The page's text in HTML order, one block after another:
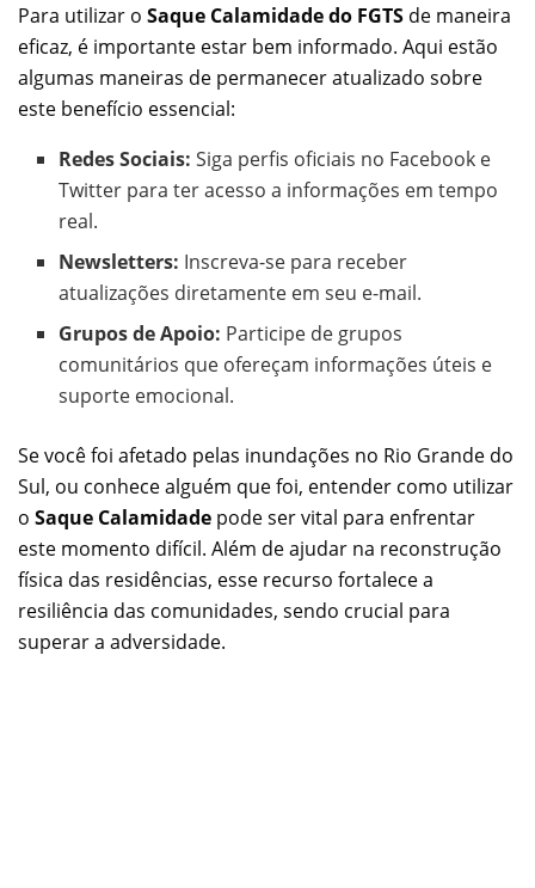
Para utilizar o Saque Calamidade do FGTS de maneira
eficaz, é importante estar bem informado. Aqui estão
algumas maneiras de permanecer atualizado sobre
este benefício essencial:
Redes Sociais: Siga perfis oficiais no Facebook e
Twitter para ter acesso a informações em tempo
real.
Newsletters: Inscreva-se para receber
atualizações diretamente em seu e-mail.
Grupos de Apoio: Participe de grupos
comunitários que ofereçam informações úteis e
suporte emocional.
Se você foi afetado pelas inundações no Rio Grande do
Sul, ou conhece alguém que foi, entender como utilizar
o Saque Calamidade pode ser vital para enfrentar
este momento difícil. Além de ajudar na reconstrução
física das residências, esse recurso fortalece a
resiliência das comunidades, sendo crucial para
superar a adversidade.